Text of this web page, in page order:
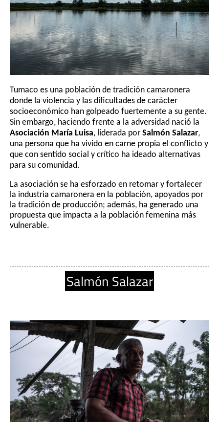
Tumaco es una población de tradición camaronera
donde la violencia y las dificultades de carácter
socioeconómico han golpeado fuertemente a su gente.
Asociación María Luisa, liderada por Salmón Salazar,
una persona que ha vivido en carne propia el conflicto y
que con sentido social y crítico ha ideado alternativas
para su comunidad.
La asociación se ha esforzado en retomar y fortalecer
la industria camaronera en la población, apoyados por
la tradición de producción; además, ha generado una
propuesta que impacta a la población femenina más
vulnerable.
Salmón Salazar